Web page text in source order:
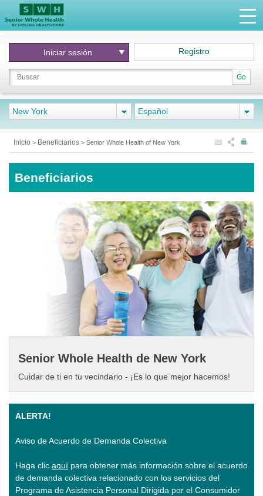
Go
Iniciar sesión Registro
New York Español
Inicio > Beneficiarios > Senior Whole Health of New York
Beneficiarios
Senior Whole Health de New York
Cuidar de ti en tu vecindario - ¡Es lo que mejor hacemos!
ALERTA!
Aviso de Acuerdo de Demanda Colectiva
Haga clic aquí para obtener más información sobre el acuerdo
de demanda colectiva relacionado con los servicios del
Programa de Asistencia Personal Dirigida por el Consumidor